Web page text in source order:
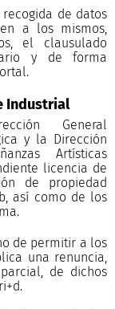
de datos
a los mismos,
el clausulado
y de forma
Industrial
General
y la Dirección
Artísticas
licencia de
de propiedad
así como de los
de permitir a los
una renuncia,
de dichos